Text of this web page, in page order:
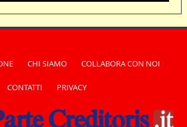
CHI SIAMO COLLABORA CON NOI
CONTATTI PRIVACY